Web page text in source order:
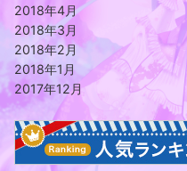
2018年4月
2018年3月
2018年2月
2018年1月
2017年12月